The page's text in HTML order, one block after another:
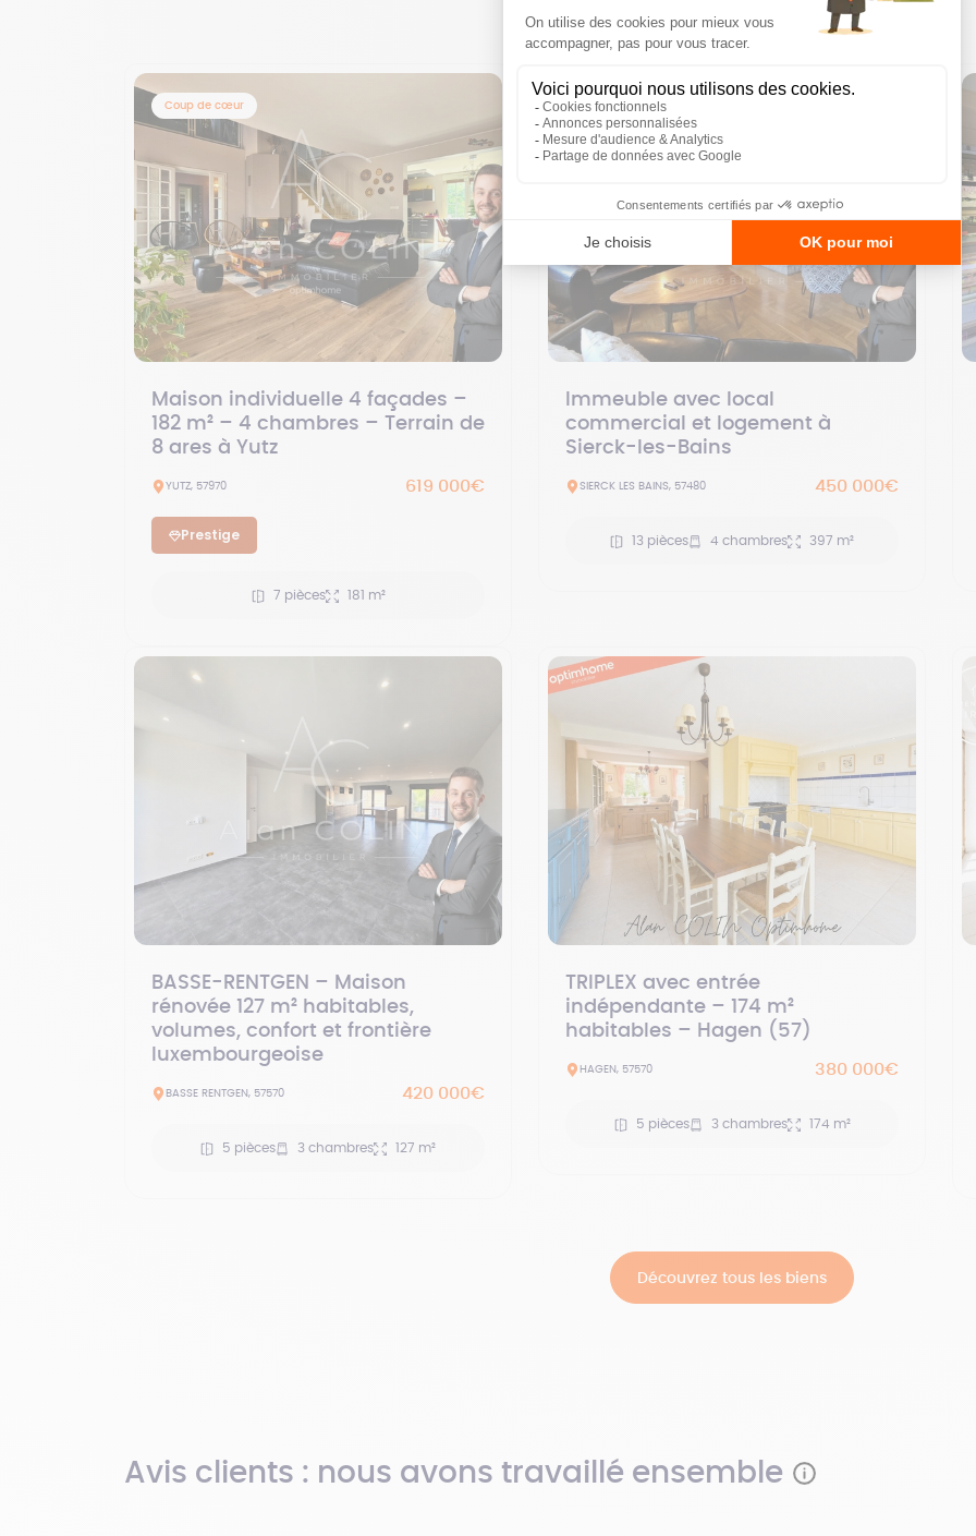
Coup de cœur
Maison individuelle 4 façades –
182 m² – 4 chambres – Terrain de
8 ares à Yutz
YUTZ, 57970 619 000€
Prestige
7 pièces 181 m²
Immeuble avec local
commercial et logement à
Sierck-les-Bains
SIERCK LES BAINS, 57480 450 000€
13 pièces 4 chambres 397 m²
BASSE-RENTGEN – Maison
rénovée 127 m² habitables,
volumes, confort et frontière
luxembourgeoise
BASSE RENTGEN, 57570 420 000€
5 pièces 3 chambres 127 m²
TRIPLEX avec entrée
indépendante – 174 m²
habitables – Hagen (57)
HAGEN, 57570 380 000€
5 pièces 3 chambres 174 m²
Découvrez tous les biens
Avis clients : nous avons travaillé ensemble